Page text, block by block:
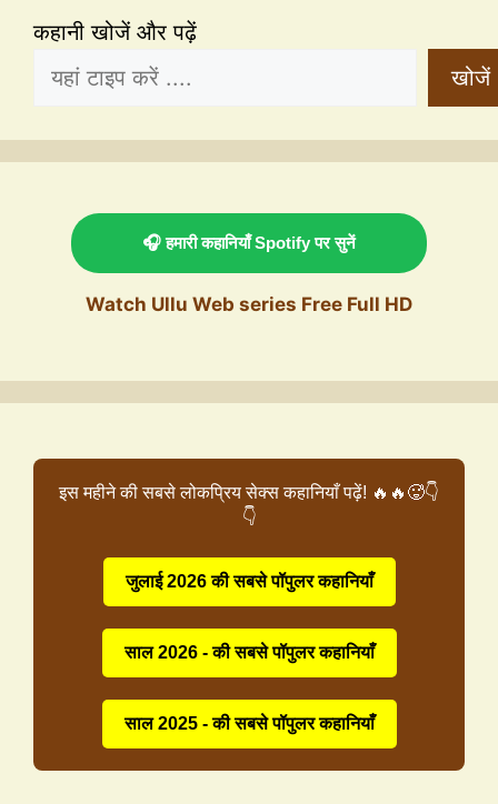
कहानी खोजें और पढ़ें
खोजें
🎧 हमारी कहानियाँ Spotify पर सुनें
Watch Ullu Web series Free Full HD
इस महीने की सबसे लोकप्रिय सेक्स कहानियाँ पढ़ें! 🔥🔥🥵👇
👇
जुलाई 2026 की सबसे पॉपुलर कहानियाँ
साल 2026 - की सबसे पॉपुलर कहानियाँ
साल 2025 - की सबसे पॉपुलर कहानियाँ